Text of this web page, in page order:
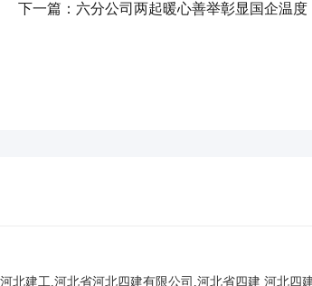
下一篇： 六分公司两起暖心善举彰显国企温度
北建工,河北省河北四建有限公司,河北省四建 河北四